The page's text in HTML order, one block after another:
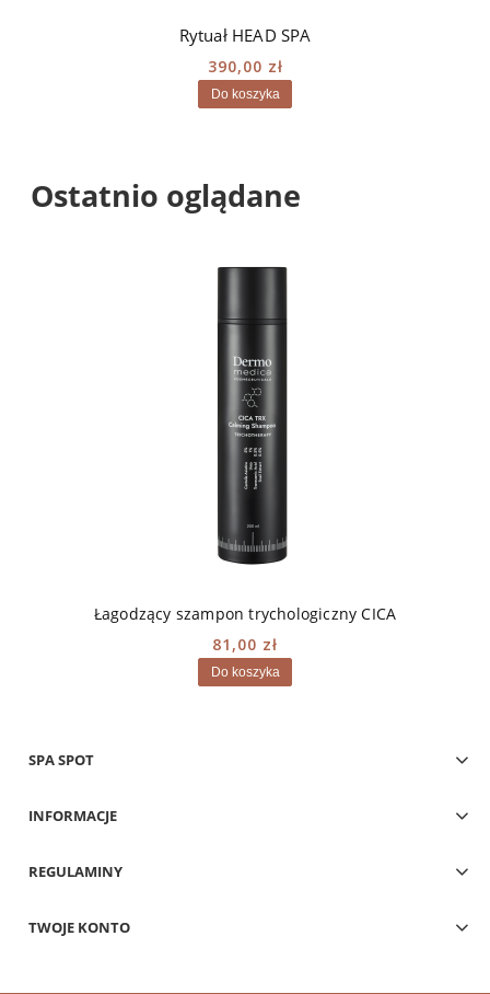
Rytuał HEAD SPA
390,00 zł
Do koszyka
Ostatnio oglądane
Łagodzący szampon trychologiczny CICA
81,00 zł
Do koszyka
SPA SPOT
INFORMACJE
REGULAMINY
TWOJE KONTO